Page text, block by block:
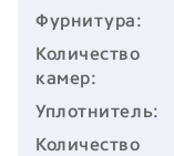
Фурнитура:
Количество
камер:
Уплотнитель:
Количество